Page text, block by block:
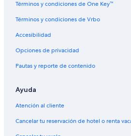
Vuelos de Midland (MAF) a Phoenix
Vuelos de Kansas City (MCI) a Phoenix
Vuelos de Memphis (MEM) a Phoenix
Vuelos de Ciudad de México (MEX) a
Vuelos de McAllen (MFE) a Phoenix (PHX)
Vuelos de Milwaukee (MKE) a Phoenix
Vuelos de Morelia (MLM) a Phoenix (PHX)
Vuelos de Minneapolis (MSP) a Phoenix
Términos y condiciones de One Key™
Términos y condiciones de Vrbo
Accesibilidad
Opciones de privacidad
Pautas y reporte de contenido
Ayuda
Atención al cliente
Cancelar tu reservación de hotel o renta